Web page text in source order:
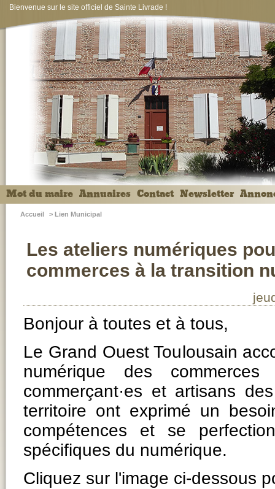
Bienvenue sur le site officiel de Sainte Livrade !
Mot du maire Annuaires Contact Newsletter
Accueil > Lien Municipal
Les ateliers numériques
commerces à la transition
Bonjour à toutes et à tous,
Le Grand Ouest Toulousain
numérique des
commerçant·es et artisans
territoire ont exprimé un
compétences et se
spécifiques du numérique.
Cliquez sur l'image ci-dessous